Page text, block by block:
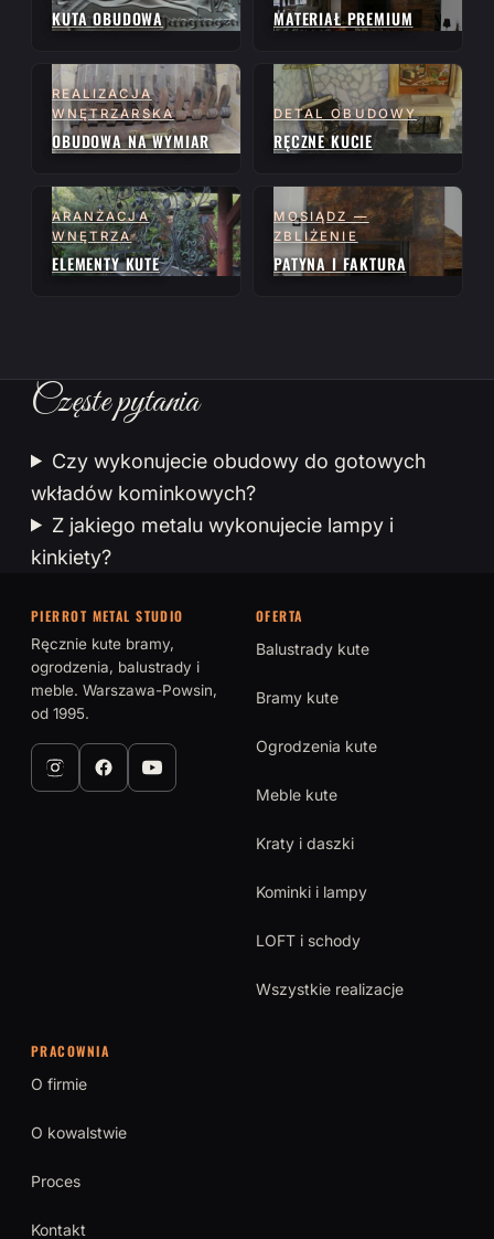
KUTA OBUDOWA MATERIAŁ PREMIUM
REALIZACJA
WNĘTRZARSKA
OBUDOWA NA WYMIAR
DETAL OBUDOWY
RĘCZNE KUCIE
ARANŻACJA
WNĘTRZA
ELEMENTY KUTE
MOSIĄDZ —
ZBLIŻENIE
PATYNA I FAKTURA
Częste pytania
Czy wykonujecie obudowy do gotowych
wkładów kominkowych?
Z jakiego metalu wykonujecie lampy i
kinkiety?
PIERROT METAL STUDIO
Ręcznie kute bramy,
ogrodzenia, balustrady i
meble. Warszawa-Powsin,
od 1995.
OFERTA
Balustrady kute
Bramy kute
Ogrodzenia kute
Meble kute
Kraty i daszki
Kominki i lampy
LOFT i schody
Wszystkie realizacje
PRACOWNIA
O firmie
O kowalstwie
Proces
Kontakt